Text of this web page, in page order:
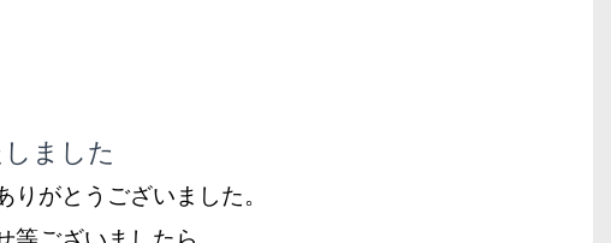
ました
がとうございました。
ございましたら、